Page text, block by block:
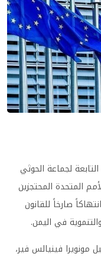
لجماعة الحوثي
المتحدة المحتجزين
صارخاً للقانون
في اليمن.
مونويرا فينيالس فير،